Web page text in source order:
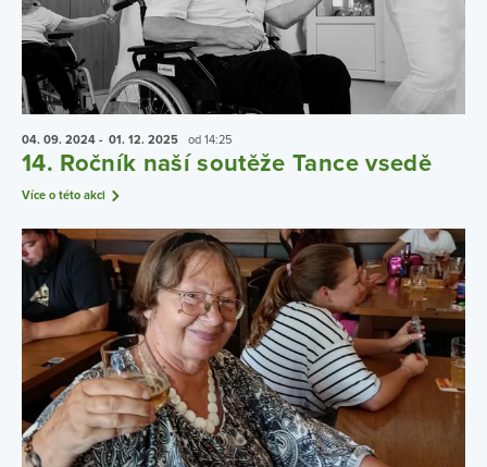
04. 09. 2024 - 01. 12. 2025 od 14:25
14. Ročník naší soutěže Tance vsedě
Více o této akci